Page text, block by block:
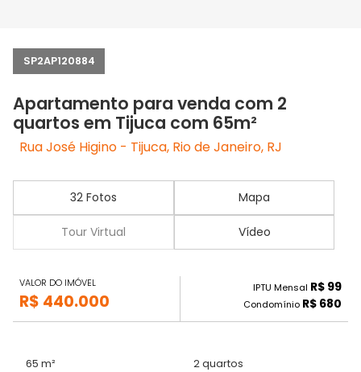
SP2AP120884
Apartamento para venda com 2
quartos em Tijuca com 65m²
Rua José Higino - Tijuca, Rio de Janeiro, RJ
32 Fotos Mapa
Tour Virtual Vídeo
VALOR DO IMÓVEL
R$ 440.000
IPTU Mensal R$ 99
Condomínio R$ 680
65 m² 2 quartos